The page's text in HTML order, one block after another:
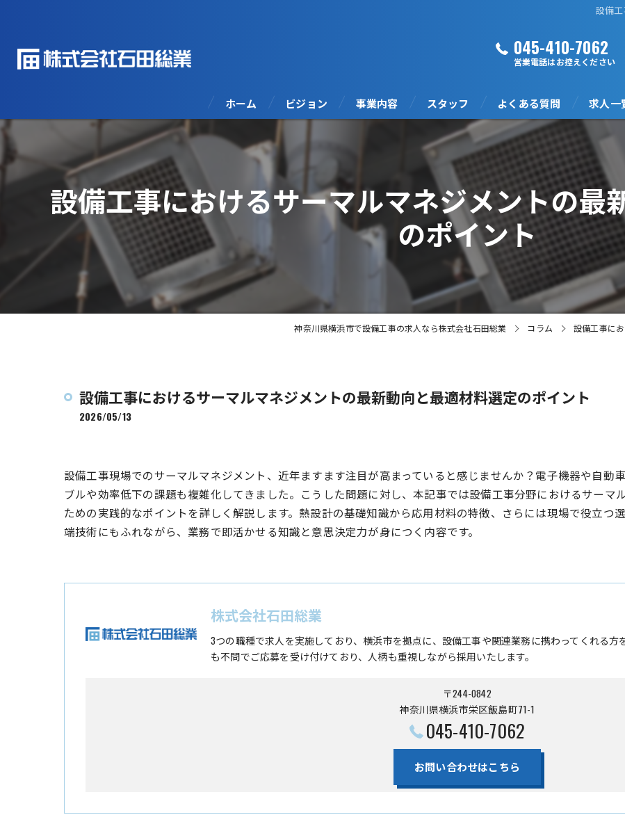
設備
045-410-7062
営業電話はお控えください
ホーム ビジョン 事業内容 スタッフ よくある質問 求人一
設備工事におけるサーマルマネジメントの最
のポイント
神奈川県横浜市で設備工事の求人なら株式会社石田総業 コラム 設備工事に
設備工事におけるサーマルマネジメントの最新動向と最適材料選定のポイント
2026/05/13
設備工事現場でのサーマルマネジメント、近年ますます注目が高まっていると感じませんか？電子機器や自動
ブルや効率低下の課題も複雑化してきました。こうした問題に対し、本記事では設備工事分野におけるサーマ
ための実践的なポイントを詳しく解説します。熱設計の基礎知識から応用材料の特徴、さらには現場で役立つ
端技術にもふれながら、業務で即活かせる知識と意思決定力が身につく内容です。
株式会社石田総業
3つの職種で求人を実施しており、横浜市を拠点に、設備工事や関連業務に携わってくれる
も不問でご応募を受け付けており、人柄も重視しながら採用いたします。
〒244-0842
神奈川県横浜市栄区飯島町71-1
045-410-7062
お問い合わせはこちら